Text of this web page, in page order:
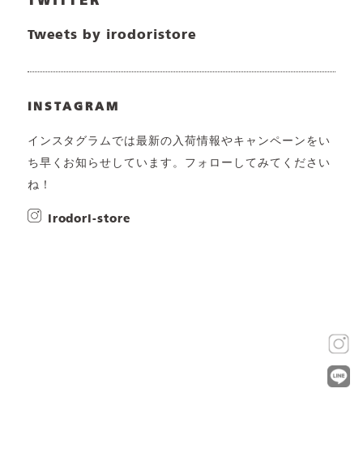
Tweets by irodoristore
INSTAGRAM
インスタグラムでは最新の入荷情報やキャンペーンをい
ち早くお知らせしています。フォローしてみてください
ね！
irodori-store